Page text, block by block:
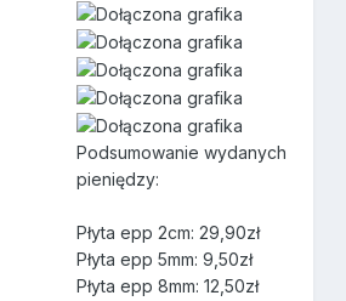
Podsumowanie wydanych
pieniędzy:
Płyta epp 2cm: 29,90zł
Płyta epp 5mm: 9,50zł
Płyta epp 8mm: 12,50zł